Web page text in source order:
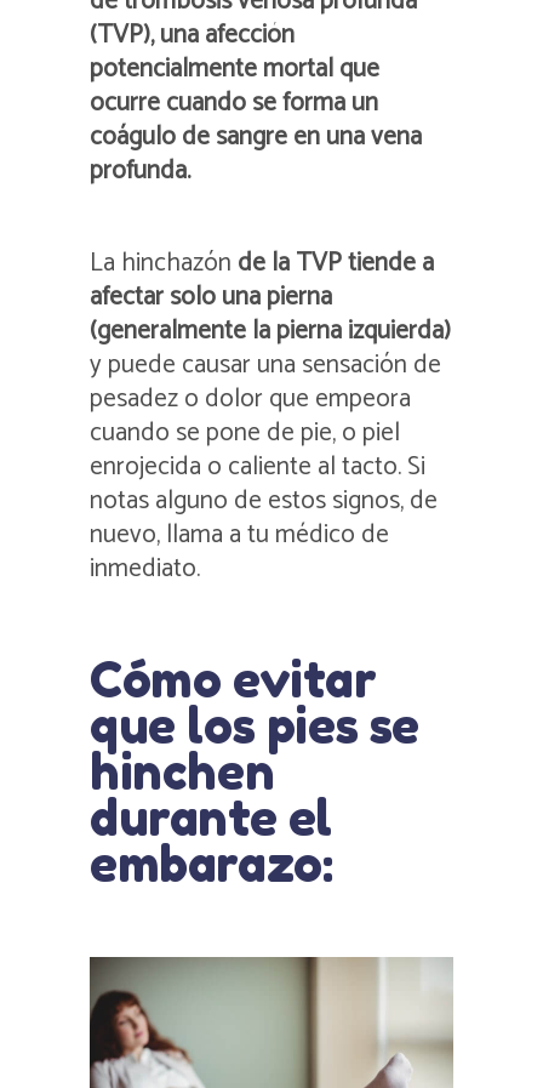
(TVP), una afección
potencialmente mortal que
ocurre cuando se forma un
coágulo de sangre en una vena
profunda.
La hinchazón de la TVP tiende a
afectar solo una pierna
(generalmente la pierna izquierda)
y puede causar una sensación de
pesadez o dolor que empeora
cuando se pone de pie, o piel
enrojecida o caliente al tacto. Si
notas alguno de estos signos, de
nuevo, llama a tu médico de
inmediato.
Cómo evitar
que los pies se
hinchen
durante el
embarazo: